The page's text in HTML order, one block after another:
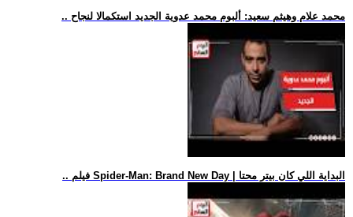
.. محمد علام وهيثم سعيد: ألبوم محمد عدوية الجديد استكمالا لنجاح
.. فيلم Spider-Man: Brand New Day | البداية اللي كان بيتر محتا